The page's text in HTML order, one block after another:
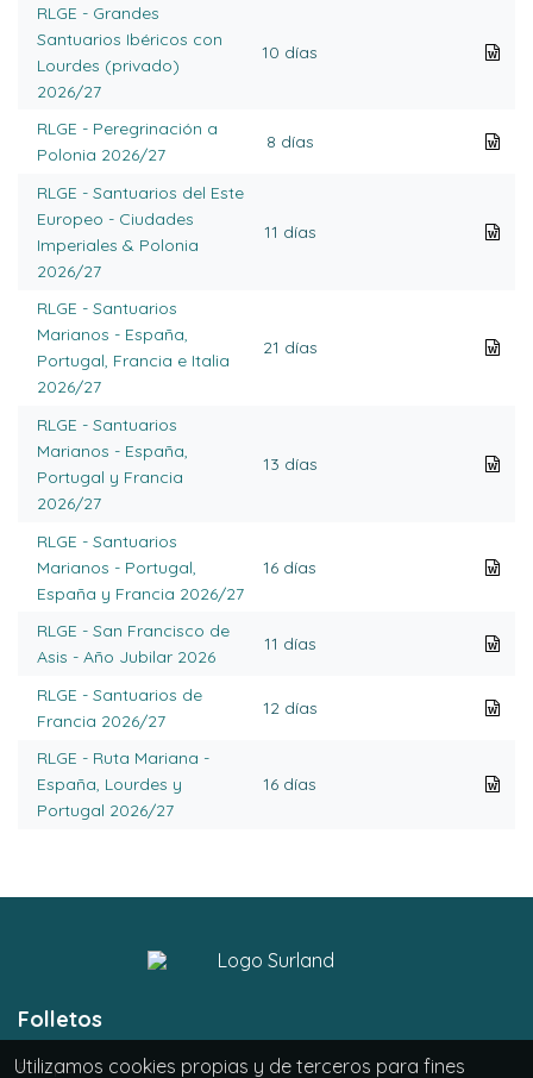
RLGE - Grandes
Santuarios Ibéricos con
Lourdes (privado)
2026/27
10 días
RLGE - Peregrinación a
Polonia 2026/27
8 días
RLGE - Santuarios del Este
Europeo - Ciudades
Imperiales & Polonia
2026/27
11 días
RLGE - Santuarios
Marianos - España,
Portugal, Francia e Italia
2026/27
21 días
RLGE - Santuarios
Marianos - España,
Portugal y Francia
2026/27
13 días
RLGE - Santuarios
Marianos - Portugal,
España y Francia 2026/27
16 días
RLGE - San Francisco de
Asis - Año Jubilar 2026
11 días
RLGE - Santuarios de
Francia 2026/27
12 días
RLGE - Ruta Mariana -
España, Lourdes y
Portugal 2026/27
16 días
Folletos
Europa
Utilizamos cookies propias y de terceros para fines